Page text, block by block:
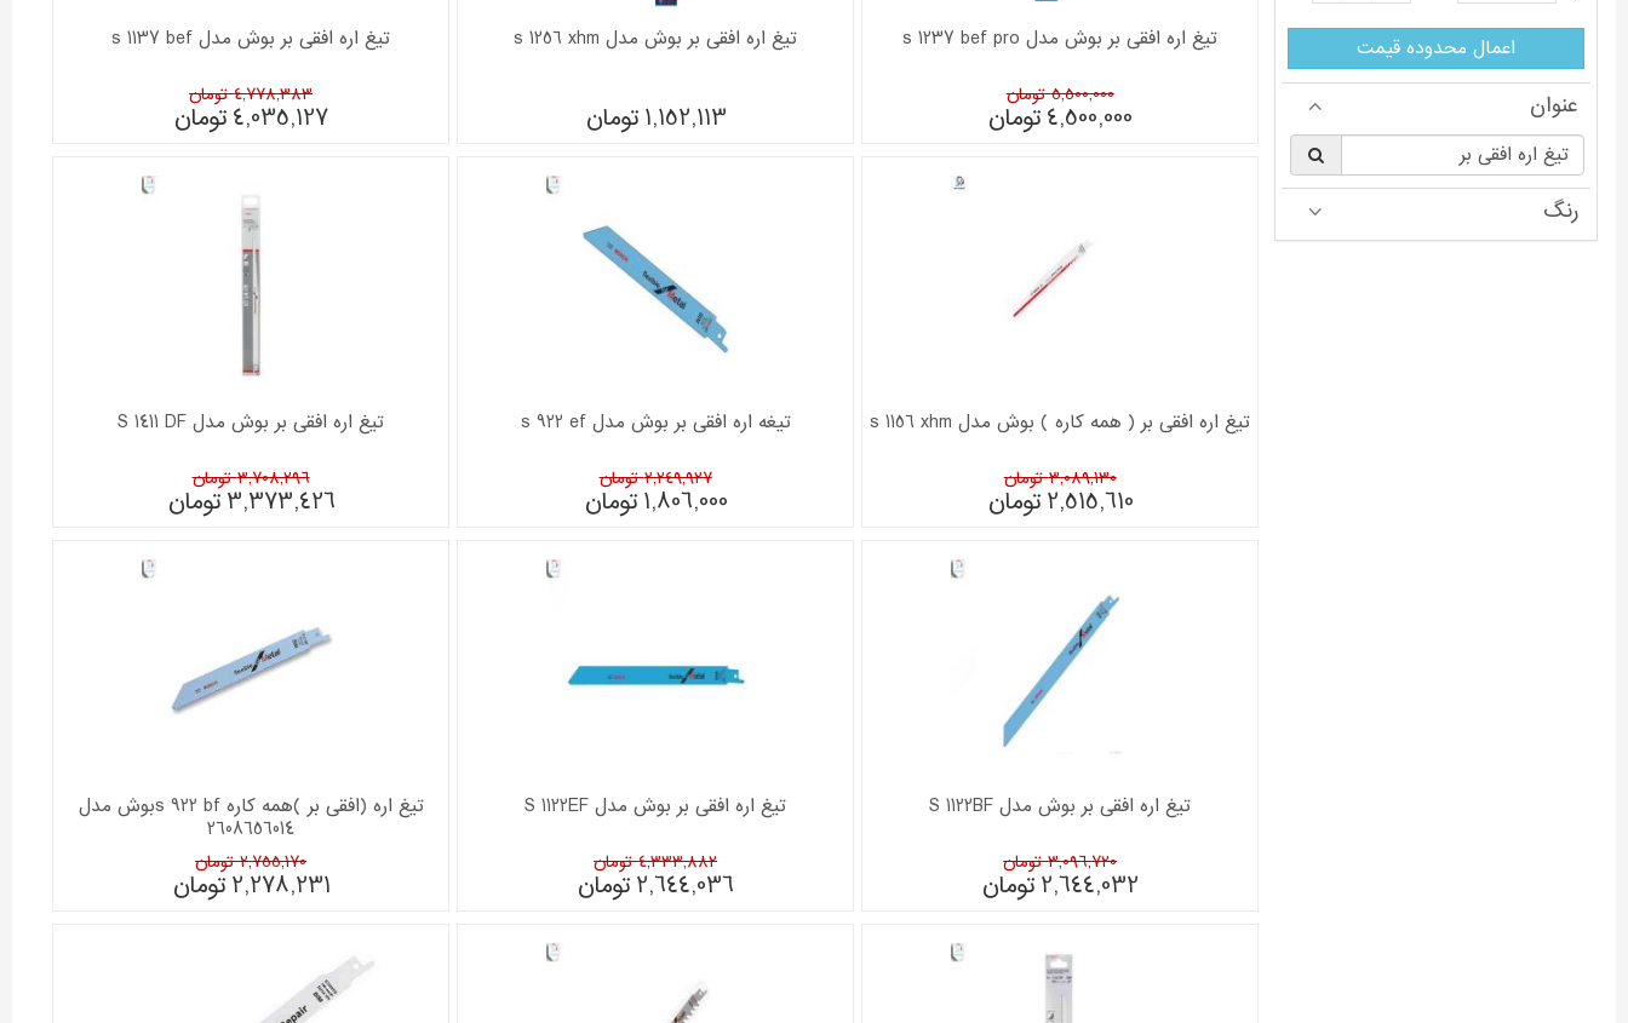
اعمال محدوده قیمت
عنوان
§
رنگ
تیغ اره افقی بر بوش مدل s 1237 bef pro
5,500,000 تومان
4,500,000 تومان
تیغ اره افقی بر بوش مدل s 1256 xhm
1,152,113 تومان
تیغ اره افقی بر بوش مدل s 1137 bef
4,778,383 تومان
4,035,127 تومان
تیغ اره افقی بر ( همه کاره ) بوش مدل s 1156 xhm
3,089,130 تومان
2,515,610 تومان
تیغه اره افقی بر بوش مدل s 922 ef
2,249,927 تومان
1,806,000 تومان
تیغ اره افقی بر بوش مدل S 1411 DF
3,708,296 تومان
3,373,426 تومان
تیغ اره افقی بر بوش مدل S 1122BF
3,096,720 تومان
2,644,032 تومان
تیغ اره افقی بر بوش مدل S 1122EF
4,333,882 تومان
2,644,036 تومان
تیغ اره (افقی بر )همه کاره s 922 bfبوش مدل
2608656014
2,755,170 تومان
2,278,231 تومان